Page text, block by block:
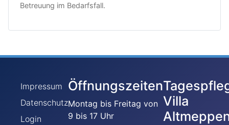
Betreuung im Bedarfsfall.
Impressum
Datenschutz
Login
Öffnungszeiten
Montag bis Freitag von
9 bis 17 Uhr
Villa